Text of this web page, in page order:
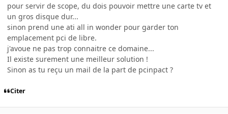
pour servir de scope, du dois pouvoir mettre une carte tv et
un gros disque dur...
sinon prend une ati all in wonder pour garder ton
emplacement pci de libre.
j'avoue ne pas trop connaitre ce domaine...
Il existe surement une meilleur solution !
Sinon as tu reçu un mail de la part de pcinpact ?
Citer